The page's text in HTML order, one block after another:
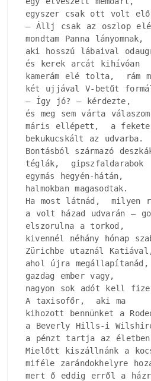
egyszer csak ott volt
– Állj csak az oszlop
mondtam Panna lányomnak,
aki hosszú lábaival
és kerek arcát kihívóan
kamerám elé tolta,  rám
két ujjával V-betűt
– Így jó? – kérdezte,
és meg sem várta
máris ellépett,  a fekete
bekukucskált az udvarba.
Bontásból származó
téglák,  gipszfaldarabok
egymás hegyén-hátán,
halmokban magasodtak.
Ha most látnád,  milyen
a volt házad udvarán –
elszorulna a torkod,
kivennél néhány hónap
Zürichbe utaznál
ahol újra megállapítanád,
gazdag ember vagy,
nagyon sok adót kell
A taxisofőr,  aki ma
kihozott bennünket a
a Beverly Hills-i
a pénzt tartja az életben
Mielőtt kiszállnánk a
miféle zarándokhelyre
mert ő eddig erről a